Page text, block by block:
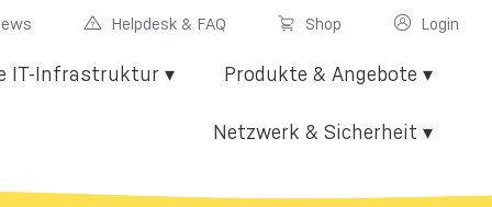
Helpdesk & FAQ Shop Login
IT-Infrastruktur ▾ Produkte & Angebote ▾
Netzwerk & Sicherheit ▾